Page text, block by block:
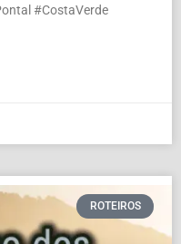
#CostaVerde
ROTEIROS